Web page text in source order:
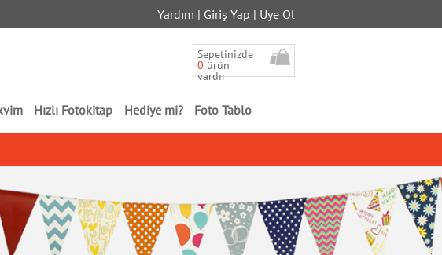
Yardım | Giriş Yap | Üye Ol
Sepetinizde
0 ürün
vardır
Hızlı Fotokitap Hediye mi? Foto Tablo